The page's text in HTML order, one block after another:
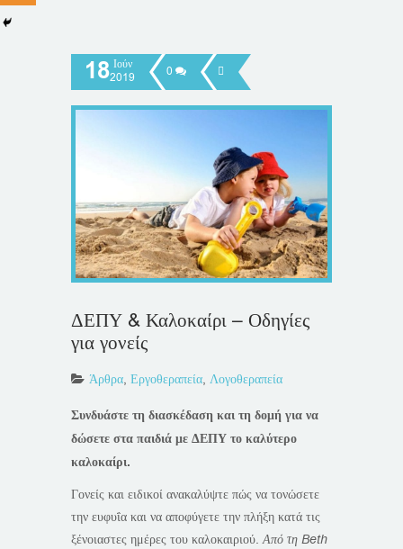
18 Ιούν
2019
0
ΔΕΠΥ & Καλοκαίρι – Οδηγίες
για γονείς
Άρθρα, Εργοθεραπεία, Λογοθεραπεία
Συνδυάστε τη διασκέδαση και τη δομή για να
δώσετε στα παιδιά με ΔΕΠΥ το καλύτερο
καλοκαίρι.
Γονείς και ειδικοί ανακαλύψτε πώς να τονώσετε
την ευφυΐα και να αποφύγετε την πλήξη κατά τις
ξένοιαστες ημέρες του καλοκαιριού.Από τη Beth